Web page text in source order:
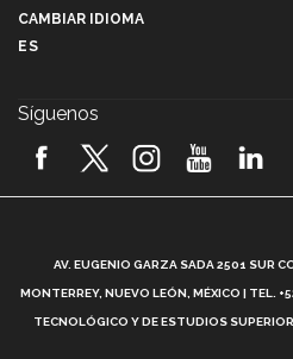
2026! (video)
¿Cómo es el Modelo
CAMBIAR IDIOMA
ES
Síguenos
AV. EUGENIO GARZA SADA 2501 SUR
MONTERREY, NUEVO LEÓN, MÉXICO |
TECNOLÓGICO Y DE ESTUDIOS